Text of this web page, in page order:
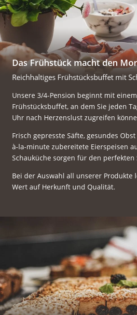
Das Frühstück macht den
Reichhaltiges Frühstücksbuffet mit
Unsere 3/4-Pension beginnt mit
Frühstücksbuffet, an dem Sie jeden
Uhr nach Herzenslust zugreifen
Frisch gepresste Säfte, gesundes
à-la-minute zubereitete Eierspeisen
Schauküche sorgen für den perfekten
Bei der Auswahl all unserer Produkte
Wert auf Herkunft und Qualität.